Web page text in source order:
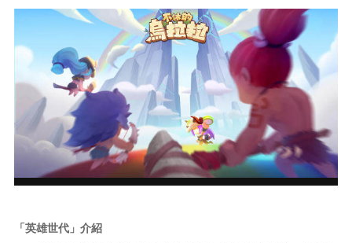
「英雄世代」介紹